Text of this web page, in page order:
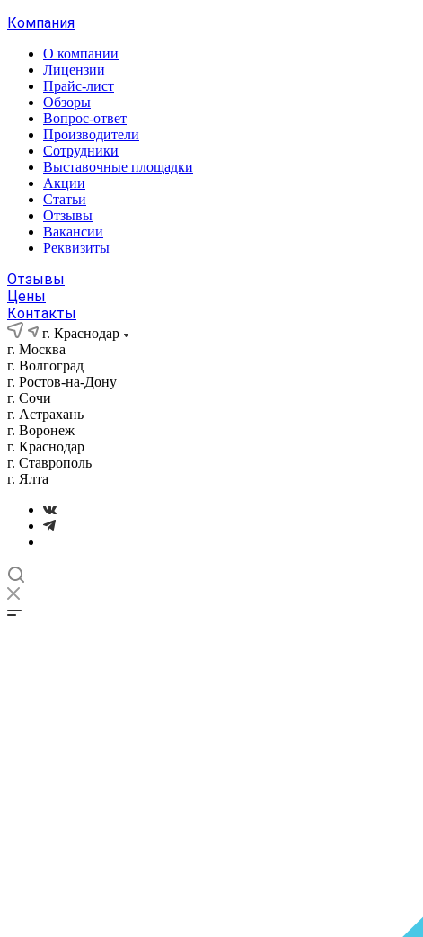
Компания
О компании
Лицензии
Прайс-лист
Обзоры
Вопрос-ответ
Производители
Сотрудники
Выставочные площадки
Акции
Статьи
Отзывы
Вакансии
Реквизиты
Отзывы
Цены
Контакты
г. Краснодар
г. Москва
г. Волгоград
г. Ростов-на-Дону
г. Сочи
г. Астрахань
г. Воронеж
г. Краснодар
г. Ставрополь
г. Ялта